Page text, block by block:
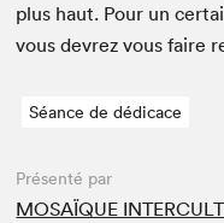
plus haut. Pour un
vous devrez vous faire
Séance de dédicace
Présenté par
MOSAÏQUE